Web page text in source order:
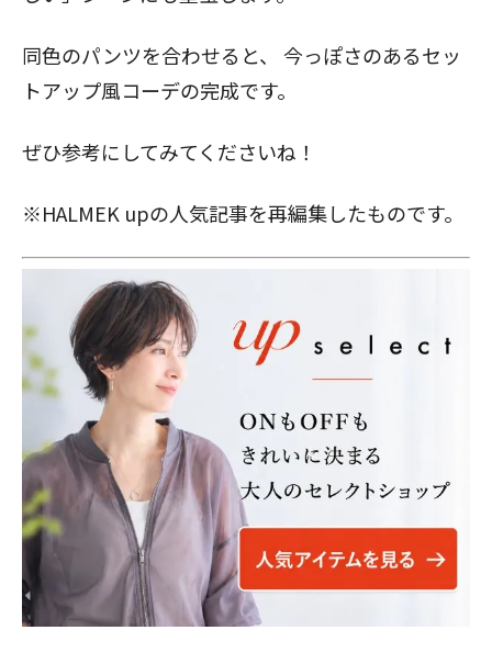
同色のパンツを合わせると、 今っぽさのあるセッ
トアップ風コーデの完成です。
ぜひ参考にしてみてくださいね！
※HALMEK upの人気記事を再編集したものです。
閉じる